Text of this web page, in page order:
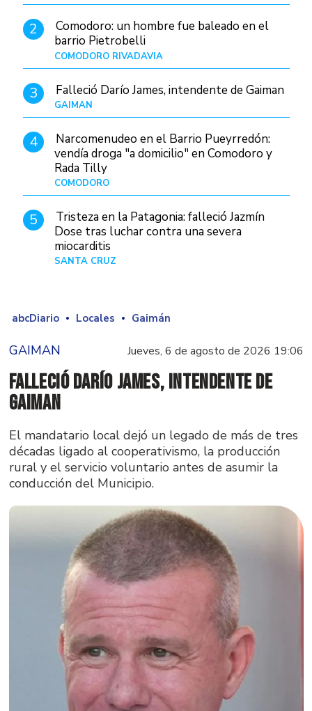
2
Comodoro: un hombre fue baleado en el
barrio Pietrobelli
COMODORO RIVADAVIA
3 Falleció Darío James, intendente de Gaiman
GAIMAN
4
Narcomenudeo en el Barrio Pueyrredón:
vendía droga "a domicilio" en Comodoro y
Rada Tilly
COMODORO
5
Tristeza en la Patagonia: falleció Jazmín
Dose tras luchar contra una severa
miocarditis
SANTA CRUZ
abcDiario Locales Gaimán
GAIMAN Jueves, 6 de agosto de 2026 19:06
Falleció Darío James, intendente de
Gaiman
El mandatario local dejó un legado de más de tres
décadas ligado al cooperativismo, la producción
rural y el servicio voluntario antes de asumir la
conducción del Municipio.